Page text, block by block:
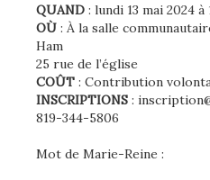
QUAND : lundi 13 mai 2024 à
OÙ : À la salle
Ham
25 rue de l’église
COÛT : Contribution
INSCRIPTIONS :
819-344-5806
Mot de Marie-Reine :